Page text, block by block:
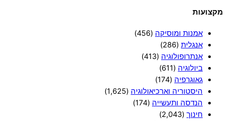
מקצועות
אמנות ומוסיקה (456)
אנגלית (286)
אנתרופולוגיה (413)
ביולוגיה (611)
גאוגרפיה (174)
היסטוריה וארכיאולוגיה (1,625)
הנדסה ותעשייה (174)
חינוך (2,043)